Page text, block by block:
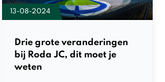
13-08-2024
Drie grote veranderingen
bij Roda JC, dit moet je
weten